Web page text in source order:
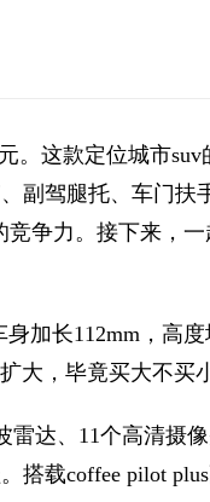
。这款定位城市suv
副驾腿托、车门扶
争力。接下来，
身加长112mm，高
大，毕竟买大不买小
雷达、11个高清摄
搭载coffee pilot plus